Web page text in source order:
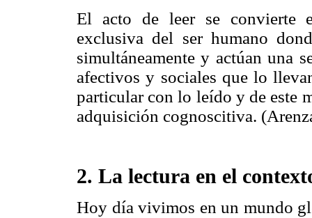
El acto de leer se convierte
exclusiva del ser humano
simultáneamente y actúan una
afectivos y sociales que lo
particular con lo leído y de este
adquisición cognoscitiva.
2. La lectura en el
Hoy día vivimos en un mundo